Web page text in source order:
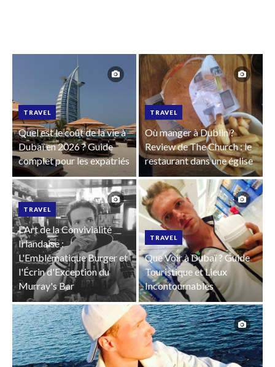
TRAVEL
Quel est le coût de la vie à
Dubaï en 2026 ? Guide
complet pour les expatriés
TRAVEL
Où manger à Dublin ?
Review de The Church : le
restaurant dans une église
TRAVEL
L'Art de la Convivialité
Irlandaise :
L'Emblématique Burger et
l'Écrin d'Exception du
Murray's Bar
TRAVEL
Que Voir à Dubaï ? Guide
Touristique et Lieux
Incontournables